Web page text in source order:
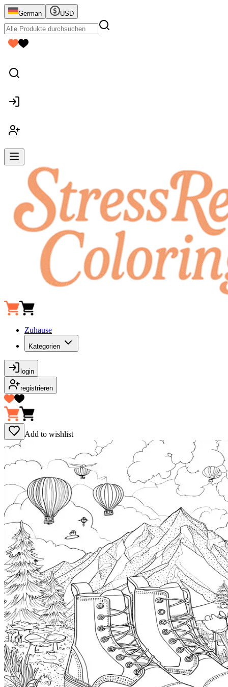
German USD
Zuhause
Kategorien
login
registrieren
Add to wishlist